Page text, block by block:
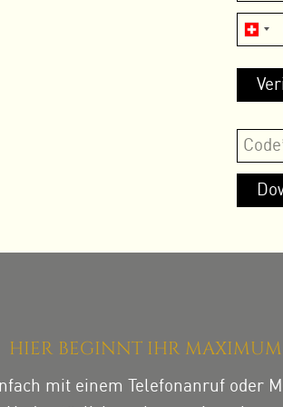
HIER BEGINNT IHR
mit einem Telefonanruf oder